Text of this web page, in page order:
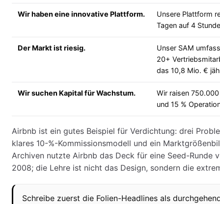
Wir haben eine innovative Plattform.
Unsere Plattform
Tagen auf 4
Der Markt ist riesig.
Unser SAM
20+
das 10,8 Mio. €
Wir suchen Kapital für Wachstum.
Wir raisen
und 15 %
Airbnb ist ein gutes Beispiel für Verdichtung: drei
klares 10-%-Kommissionsmodell und ein
Archiven nutzte Airbnb das Deck für eine Seed-Runde
2008; die Lehre ist nicht das Design, sondern die
Schreibe zuerst die Folien-Headlines als